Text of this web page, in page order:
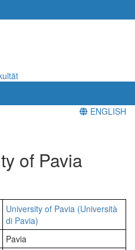
ENGLISH
of Pavia
University of Pavia (Università
di Pavia)
Pavia